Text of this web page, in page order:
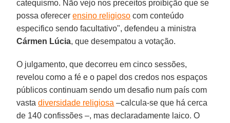
catequismo. Não vejo nos preceitos proibição que se
possa oferecerensino religioso com conteúdo
especifico sendo facultativo", defendeu a ministra
Cármen Lúcia, que desempatou a votação.
O julgamento, que decorreu em cinco sessões,
revelou como a fé e o papel dos credos nos espaços
públicos continuam sendo um desafio num país com
vastadiversidade religiosa –calcula-se que há cerca
de 140 confissões –, mas declaradamente laico. O